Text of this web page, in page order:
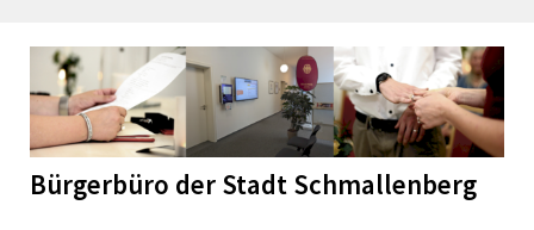
Tourismus
Freizeit & Kultur
Bürgerbüro der Stadt Schmallenberg